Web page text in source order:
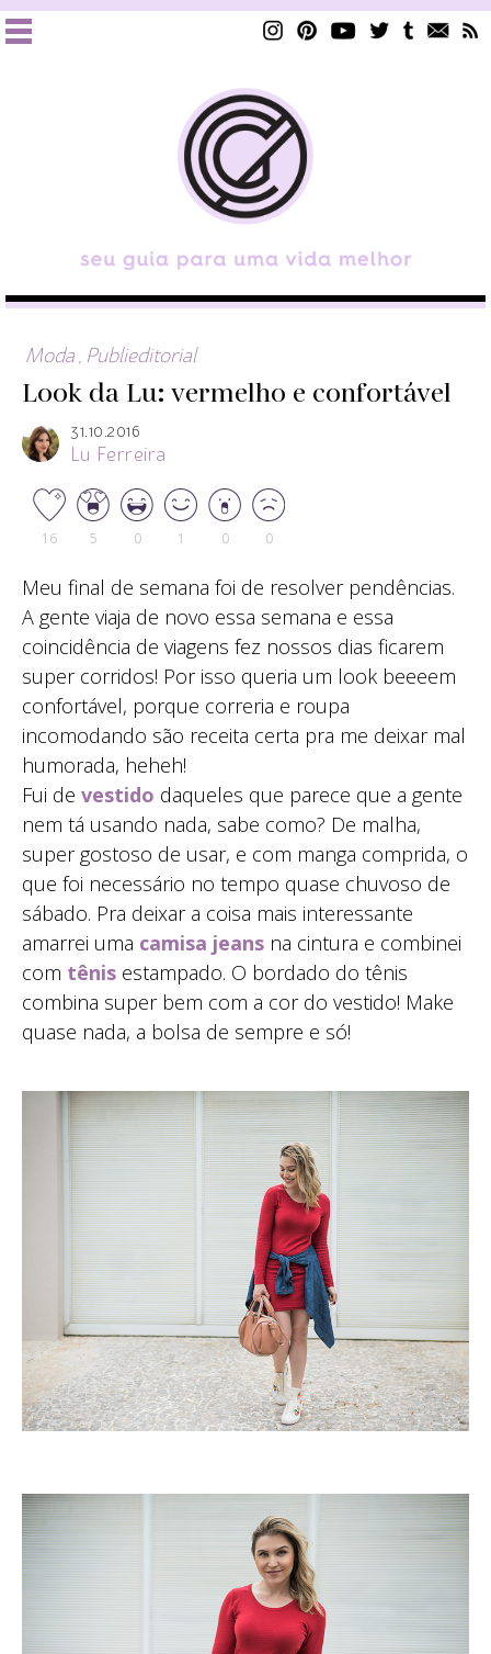
Moda Publieditorial
Look da Lu: vermelho e confortável
31.10.2016
Lu Ferreira
16 5 0 1 0 0
Meu final de semana foi de resolver pendências.
A gente viaja de novo essa semana e essa
coincidência de viagens fez nossos dias ficarem
super corridos! Por isso queria um look beeeem
confortável, porque correria e roupa
incomodando são receita certa pra me deixar mal
humorada, heheh!
Fui de vestido daqueles que parece que a gente
nem tá usando nada, sabe como? De malha,
super gostoso de usar, e com manga comprida, o
que foi necessário no tempo quase chuvoso de
sábado. Pra deixar a coisa mais interessante
amarrei uma camisa jeans na cintura e combinei
com tênis estampado. O bordado do tênis
combina super bem com a cor do vestido! Make
quase nada, a bolsa de sempre e só!